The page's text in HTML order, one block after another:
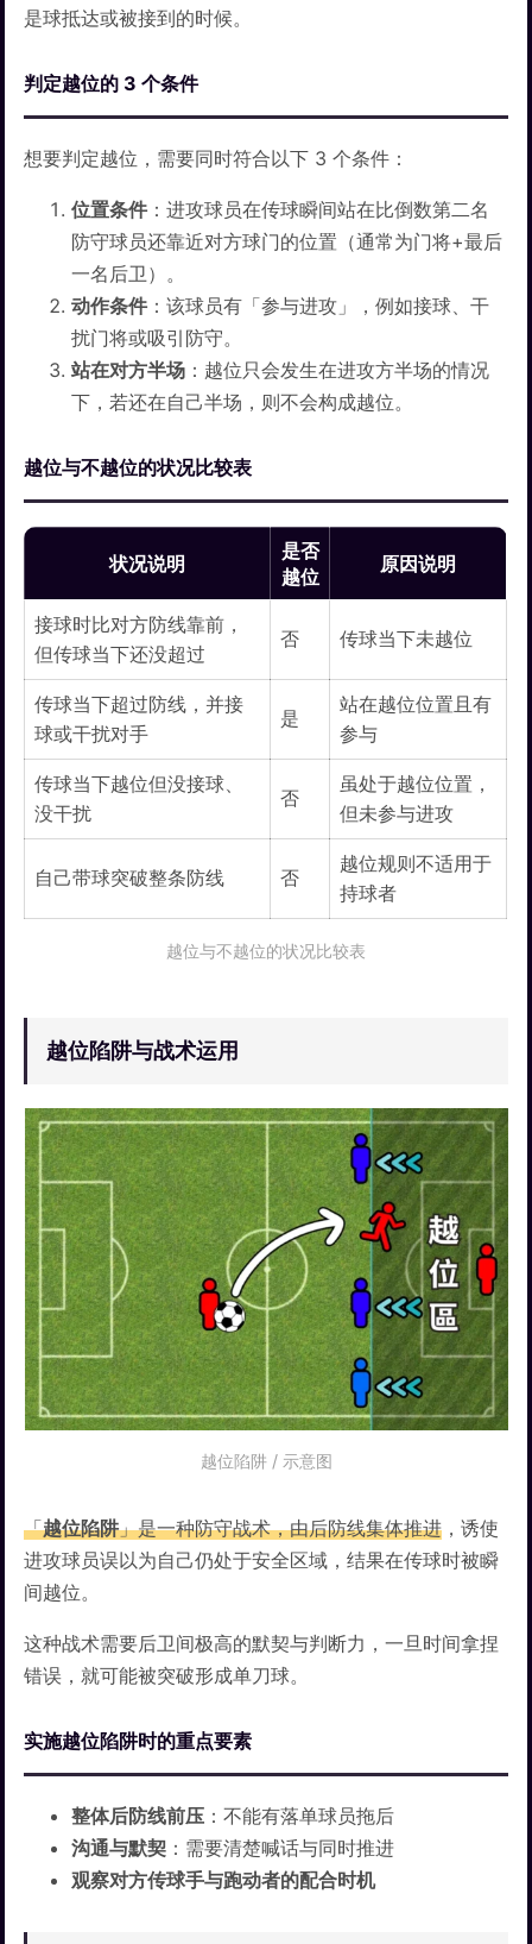
是球抵达或被接到的时候。
判定越位的 3 个条件
想要判定越位，需要同时符合以下 3 个条件：
位置条件 ：进攻球员在传球瞬间站在比倒数第二名
防守球员还靠近对方球门的位置（通常为门将+最后
一名后卫）。
动作条件 ：该球员有「参与进攻」，例如接球、干
扰门将或吸引防守。
站在对方半场 ：越位只会发生在进攻方半场的情况
下，若还在自己半场，则不会构成越位。
越位与不越位的状况比较表
状况说明
是否
越位
原因说明
接球时比对方防线靠前，
但传球当下还没超过
否 传球当下未越位
传球当下超过防线，并接
球或干扰对手
是
站在越位位置且有
参与
传球当下越位但没接球、
没干扰
否
虽处于越位位置，
但未参与进攻
自己带球突破整条防线 否
越位规则不适用于
持球者
越位与不越位的状况比较表
越位陷阱与战术运用
越位陷阱 / 示意图
「越位陷阱」是一种防守战术，由后防线集体推进 ，诱使
进攻球员误以为自己仍处于安全区域，结果在传球时被瞬
间越位。
这种战术需要后卫间极高的默契与判断力，一旦时间拿捏
错误，就可能被突破形成单刀球。
实施越位陷阱时的重点要素
整体后防线前压 ：不能有落单球员拖后
沟通与默契 ：需要清楚喊话与同时推进
观察对方传球手与跑动者的配合时机